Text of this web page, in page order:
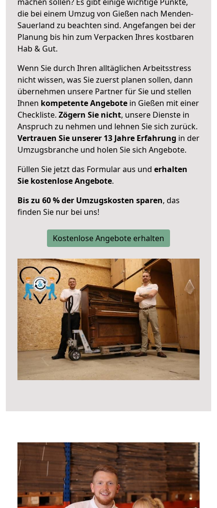
die bei einem Umzug von Gießen nach Menden-
Sauerland zu beachten sind. Angefangen bei der
Planung bis hin zum Verpacken Ihres kostbaren
Hab & Gut.
Wenn Sie durch Ihren alltäglichen Arbeitsstress
nicht wissen, was Sie zuerst planen sollen, dann
übernehmen unsere Partner für Sie und stellen
Ihnen kompetente Angebote in Gießen mit einer
Checkliste. Zögern Sie nicht, unsere Dienste in
Anspruch zu nehmen und lehnen Sie sich zurück.
Vertrauen Sie unserer 13 Jahre Erfahrung in der
Umzugsbranche und holen Sie sich Angebote.
Füllen Sie jetzt das Formular aus und erhalten
Sie kostenlose Angebote.
Bis zu 60 % der Umzugskosten sparen, das
finden Sie nur bei uns!
Kostenlose Angebote erhalten